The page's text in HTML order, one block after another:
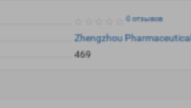
0 отзывов
Zhengzhou Pharmaceutical
469